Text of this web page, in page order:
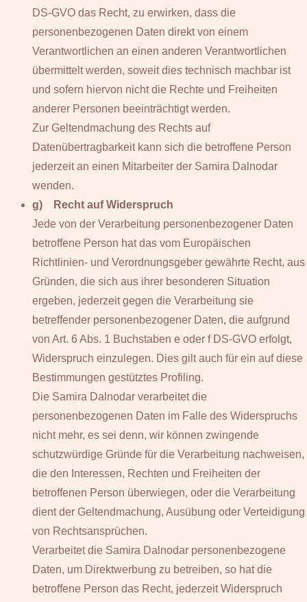
DS-GVO das Recht, zu erwirken, dass die
personenbezogenen Daten direkt von einem
Verantwortlichen an einen anderen Verantwortlichen
übermittelt werden, soweit dies technisch machbar ist
und sofern hiervon nicht die Rechte und Freiheiten
anderer Personen beeinträchtigt werden.
Zur Geltendmachung des Rechts auf
Datenübertragbarkeit kann sich die betroffene Person
jederzeit an einen Mitarbeiter der Samira Dalnodar
wenden.
g) Recht auf Widerspruch
Jede von der Verarbeitung personenbezogener Daten
betroffene Person hat das vom Europäischen
Richtlinien- und Verordnungsgeber gewährte Recht, aus
Gründen, die sich aus ihrer besonderen Situation
ergeben, jederzeit gegen die Verarbeitung sie
betreffender personenbezogener Daten, die aufgrund
von Art. 6 Abs. 1 Buchstaben e oder f DS-GVO erfolgt,
Widerspruch einzulegen. Dies gilt auch für ein auf diese
Bestimmungen gestütztes Profiling.
Die Samira Dalnodar verarbeitet die
personenbezogenen Daten im Falle des Widerspruchs
nicht mehr, es sei denn, wir können zwingende
schutzwürdige Gründe für die Verarbeitung nachweisen,
die den Interessen, Rechten und Freiheiten der
betroffenen Person überwiegen, oder die Verarbeitung
dient der Geltendmachung, Ausübung oder Verteidigung
von Rechtsansprüchen.
Verarbeitet die Samira Dalnodar personenbezogene
Daten, um Direktwerbung zu betreiben, so hat die
betroffene Person das Recht, jederzeit Widerspruch